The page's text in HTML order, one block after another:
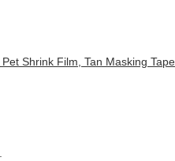
Shrink Film, Tan Masking Tape